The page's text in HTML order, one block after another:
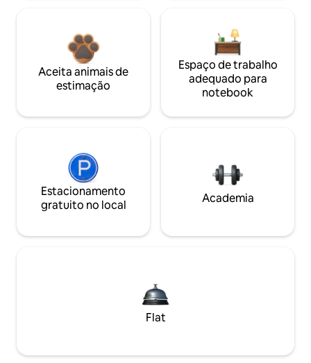
Aceita animais de
estimação
Espaço de trabalho
adequado para
notebook
Estacionamento
gratuito no local
Academia
Flat